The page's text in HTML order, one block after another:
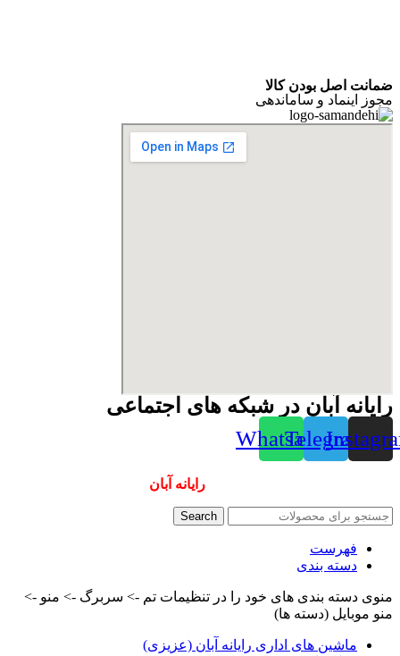
ضمانت اصل بودن کالا
مجوز اینماد و ساماندهی
رایانه آبان در شبکه های اجتماعی
Telegram
Whatsapp
رایانه آبان
Search
فهرست
دسته بندی
منوی دسته بندی های خود را در تنظیمات تم -> سربرگ -> منو ->
منو موبایل (دسته ها)
ماشین های اداری رایانه آبان (عزیزی)